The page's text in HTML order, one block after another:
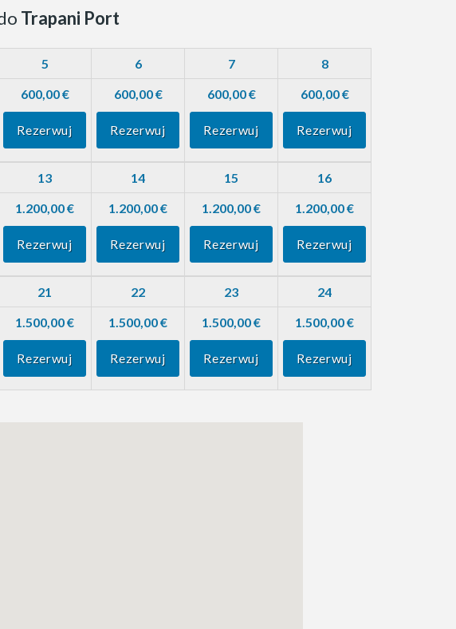
Trapani Port
5 6 7 8
600,00 €
Rezerwuj
600,00 €
Rezerwuj
600,00 €
Rezerwuj
600,00 €
Rezerwuj
13 14 15 16
1.200,00 €
Rezerwuj
1.200,00 €
Rezerwuj
1.200,00 €
Rezerwuj
1.200,00 €
Rezerwuj
21 22 23 24
1.500,00 €
Rezerwuj
1.500,00 €
Rezerwuj
1.500,00 €
Rezerwuj
1.500,00 €
Rezerwuj